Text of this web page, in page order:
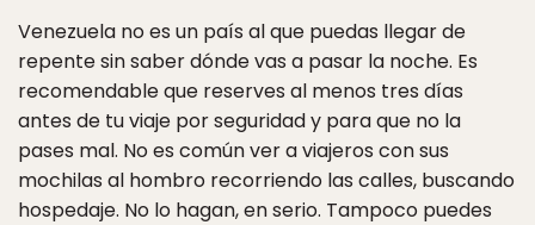
Venezuela no es un país al que puedas llegar de
repente sin saber dónde vas a pasar la noche. Es
recomendable que reserves al menos tres días
antes de tu viaje por seguridad y para que no la
pases mal. No es común ver a viajeros con sus
mochilas al hombro recorriendo las calles, buscando
hospedaje. No lo hagan, en serio. Tampoco puedes